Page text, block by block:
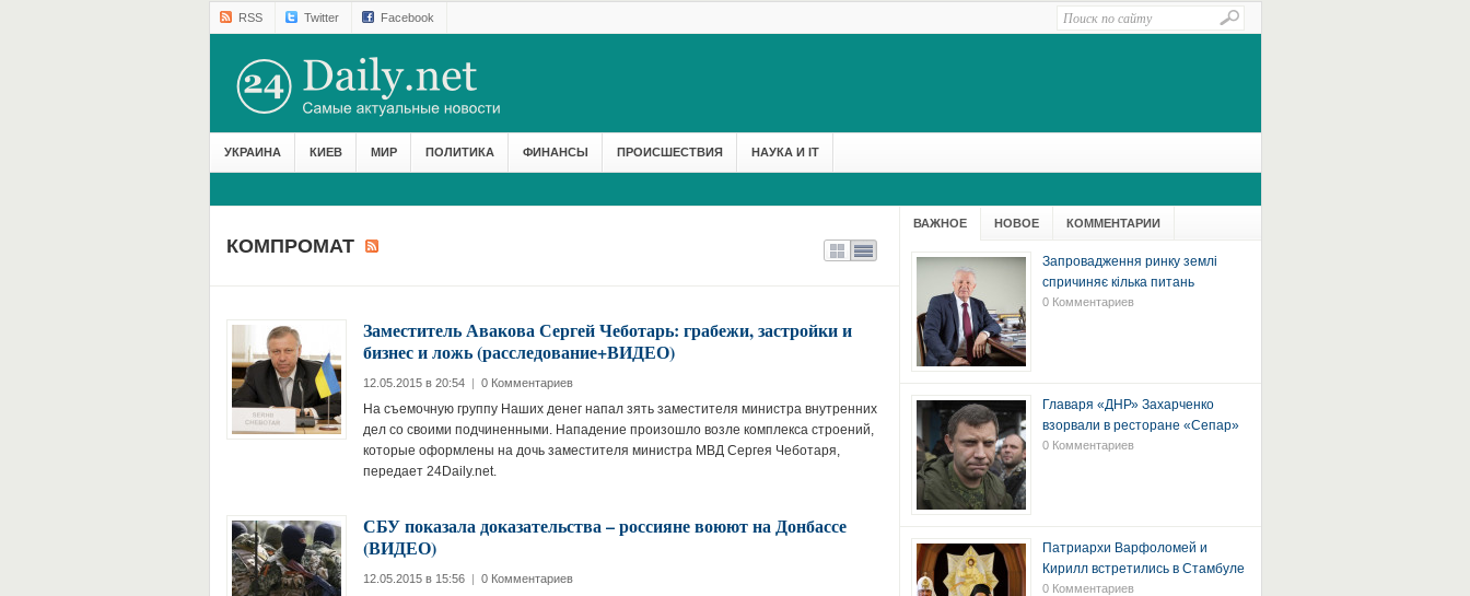
RSS Twitter Facebook
УКРАИНА КИЕВ МИР ПОЛИТИКА ФИНАНСЫ ПРОИСШЕСТВИЯ НАУКА И IT
КОМПРОМАТ
Заместитель Авакова Сергей Чеботарь: грабежи, застройки и
бизнес и ложь (расследование+ВИДЕО)
12.05.2015 в 20:54 | 0 Комментариев
На съемочную группу Наших денег напал зять заместителя министра внутренних
дел со своими подчиненными. Нападение произошло возле комплекса строений,
которые оформлены на дочь заместителя министра МВД Сергея Чеботаря,
передает 24Daily.net.
СБУ показала доказательства – россияне воюют на Донбассе
(ВИДЕО)
12.05.2015 в 15:56 | 0 Комментариев
ВАЖНОЕ НОВОЕ КОММЕНТАРИИ
Запровадження ринку землі
спричиняє кілька питань
0 Комментариев
Главаря «ДНР» Захарченко
взорвали в ресторане «Сепар»
0 Комментариев
Патриархи Варфоломей и
Кирилл встретились в Стамбуле
0 Комментариев